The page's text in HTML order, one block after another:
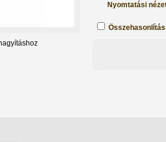
Nyomtatási
Összehasonlítás